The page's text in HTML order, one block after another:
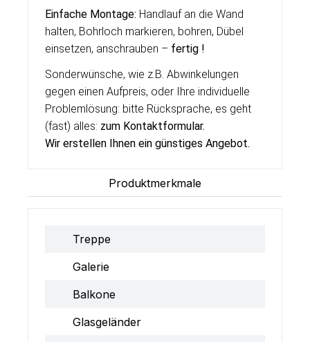
Einfache Montage: Handlauf an die Wand
halten, Bohrloch markieren, bohren, Dübel
einsetzen, anschrauben – fertig !
Sonderwünsche, wie z.B. Abwinkelungen
gegen einen Aufpreis, oder Ihre individuelle
Problemlösung: bitte Rücksprache, es geht
(fast) alles: zum Kontaktformular.
Wir erstellen Ihnen ein günstiges Angebot.
Produktmerkmale
Treppe
Galerie
Balkone
Glasgeländer